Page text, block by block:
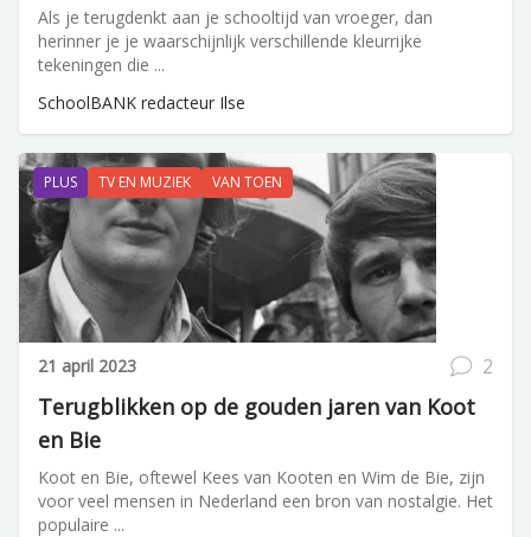
Als je terugdenkt aan je schooltijd van vroeger, dan
herinner je je waarschijnlijk verschillende kleurrijke
tekeningen die ...
SchoolBANK redacteur Ilse
PLUS TV EN MUZIEK VAN TOEN
21 april 2023 2
Terugblikken op de gouden jaren van Koot
en Bie
Koot en Bie, oftewel Kees van Kooten en Wim de Bie, zijn
voor veel mensen in Nederland een bron van nostalgie. Het
populaire ...